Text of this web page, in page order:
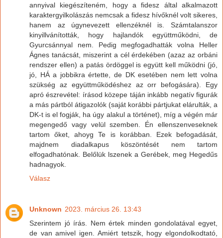
annyival kiegészíteném, hogy a fidesz által alkalmazott
karaktergyilkolászás nemcsak a fidesz hívőknél volt sikeres,
hanem az úgynevezett ellenzéknél is. Számtalanszor
kinyillvánították, hogy hajlandók együttműködni, de
Gyurcsánnyal nem. Pedig megfogadhatták volna Heller
Ágnes tanácsát, miszerint a cél érdekében (azaz az orbáni
rendszer ellen) a patás ördöggel is együtt kell működni (jó,
jó, HÁ a jobbikra értette, de DK esetében nem lett volna
szükség az együttműködéshez az orr befogására). Egy
apró észrevétel: írásod közepe táján inkább negatív figurák
a más pártból átigazolók (saját korábbi pártjukat elárulták, a
DK-t is el fogják, ha úgy alakul a történet), míg a végén már
megengedő vagy velül szemben. Én ellenszenveseknek
tartom őket, ahoyg Te is korábban. Ezek befogadását,
majdnem diadalkapus köszöntését nem tartom
elfogadhatónak. Belőlük lszenek a Gerébek, meg Hegedűs
hadnagyok.
Válasz
Unknown 2023. március 26. 13:43
Szerintem jó írás. Nem értek minden gondolatával egyet,
de van amivel igen. Amiért tetszik, hogy elgondolkodtató,